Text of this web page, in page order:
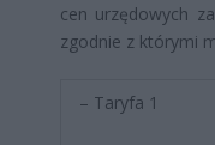
cen urzędowych
zgodnie z którymi
– Taryfa 1